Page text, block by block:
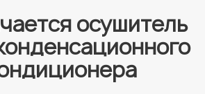
осушитель